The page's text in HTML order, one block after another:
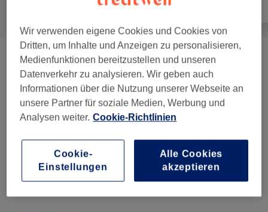
Friseur
Damen - Haarschnitte & Stylings ( 6) ab 25 €
Herren - Haarschnitte & Stylings (2) ab 18 €
Kinder - Haarschnitte & Stylings (1)
Haarverlängerung ab 400 €
Damen - Farbe & Coloration (4)
Wir verwenden eigene Cookies und Cookies von
Dritten, um Inhalte und Anzeigen zu personalisieren,
Medienfunktionen bereitzustellen und unseren
Datenverkehr zu analysieren. Wir geben auch
Informationen über die Nutzung unserer Webseite an
unsere Partner für soziale Medien, Werbung und
Analysen weiter. Cookie-Richtlinien
Cookie-
Einstellungen
Alle Cookies
akzeptieren